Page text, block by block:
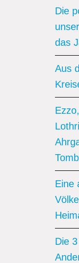
Die
das
Aus
Eine
Die